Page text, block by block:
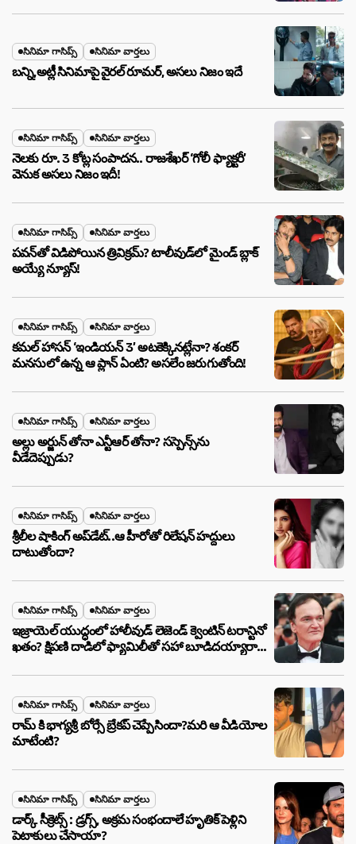
సినిమా గాసిప్స్ సినిమా వార్తలు
బన్ని,అట్లీ సినిమాపై వైరల్ రూమర్, అసలు నిజం ఇదే
సినిమా గాసిప్స్ సినిమా వార్తలు
నెలకు రూ. 3 కోట్ల సంపాదన.. రాజశేఖర్ ‘గోలీ ఫ్యాక్టరీ’
వెనుక అసలు నిజం ఇదీ!
సినిమా గాసిప్స్ సినిమా వార్తలు
పవన్‌తో విడిపోయిన త్రివిక్రమ్? టాలీవుడ్‌లో మైండ్ బ్లాక్
అయ్యే న్యూస్!
సినిమా గాసిప్స్ సినిమా వార్తలు
కమల్ హాసన్ ‘ఇండియన్ 3’ అటకెక్కినట్లేనా? శంకర్
మనసులో ఉన్న ఆ ప్లాన్ ఏంటి? అసలేం జరుగుతోంది!
సినిమా గాసిప్స్ సినిమా వార్తలు
అల్లు అర్జున్ తోనా ఎన్టీఆర్ తోనా? సస్పెన్స్‌ను
వీడేదెప్పుడు?
సినిమా గాసిప్స్ సినిమా వార్తలు
శ్రీలీల షాకింగ్ అప్‌డేట్..ఆ హీరోతో రిలేషన్ హద్దులు
దాటుతోందా?
సినిమా గాసిప్స్ సినిమా వార్తలు
ఇజ్రాయెల్ యుద్ధంలో హాలీవుడ్ లెజెండ్ క్వెంటిన్ టరాన్టినో
ఖతం? క్షిపణి దాడిలో ఫ్యామిలీతో సహా బూడిదయ్యారా?
సినిమా గాసిప్స్ సినిమా వార్తలు
రామ్ కి భాగ్యశ్రీ బోర్సే బ్రేకప్ చెప్పేసిందా?మరి ఆ వీడియోల
మాటేంటి?
సినిమా గాసిప్స్ సినిమా వార్తలు
డార్క్ సీక్రెట్స్ : డ్రగ్స్, అక్రమ సంభందాలే హృతిక్ పెళ్లిని
పెటాకులు చేసాయా?